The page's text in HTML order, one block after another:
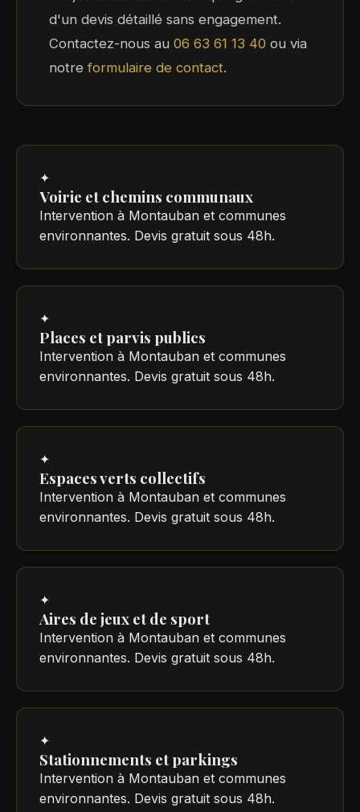
d'un devis détaillé sans engagement.
Contactez-nous au 06 63 61 13 40 ou via
notreformulaire de contact.
✦
Voirie et chemins communaux
Intervention à Montauban et communes
environnantes. Devis gratuit sous 48h.
✦
Places et parvis publics
Intervention à Montauban et communes
environnantes. Devis gratuit sous 48h.
✦
Espaces verts collectifs
Intervention à Montauban et communes
environnantes. Devis gratuit sous 48h.
✦
Aires de jeux et de sport
Intervention à Montauban et communes
environnantes. Devis gratuit sous 48h.
✦
Stationnements et parkings
Intervention à Montauban et communes
environnantes. Devis gratuit sous 48h.